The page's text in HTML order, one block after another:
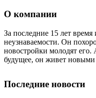
О компании
За последние 15 лет
неузнаваемости. Он
новостройки молодят его.
будущее, он живет
Последние новости